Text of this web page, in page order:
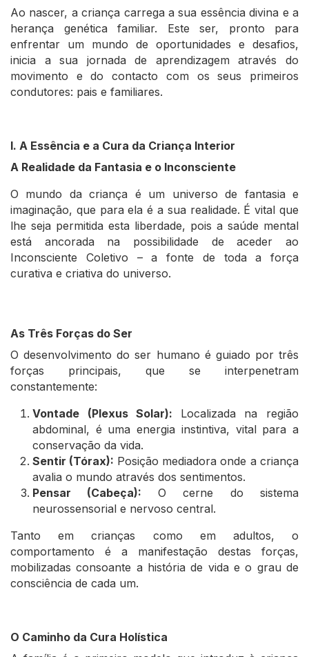
Ao nascer, a criança carrega a sua essência divina e a
herança genética familiar. Este ser, pronto para
enfrentar um mundo de oportunidades e desafios,
inicia a sua jornada de aprendizagem através do
movimento e do contacto com os seus primeiros
condutores: pais e familiares.
I. A Essência e a Cura da Criança Interior
A Realidade da Fantasia e o Inconsciente
O mundo da criança é um universo de fantasia e
imaginação, que para ela é a sua realidade. É vital que
lhe seja permitida esta liberdade, pois a saúde mental
está ancorada na possibilidade de aceder ao
Inconsciente Coletivo – a fonte de toda a força
curativa e criativa do universo.
As Três Forças do Ser
O desenvolvimento do ser humano é guiado por três
forças principais, que se interpenetram
constantemente:
Vontade (Plexus Solar): Localizada na região
abdominal, é uma energia instintiva, vital para a
conservação da vida.
Sentir (Tórax): Posição mediadora onde a criança
avalia o mundo através dos sentimentos.
Pensar (Cabeça): O cerne do sistema
neurossensorial e nervoso central.
Tanto em crianças como em adultos, o
comportamento é a manifestação destas forças,
mobilizadas consoante a história de vida e o grau de
consciência de cada um.
O Caminho da Cura Holística